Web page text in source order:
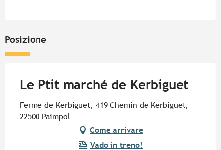
Posizione
Le Ptit marché de Kerbiguet
Ferme de Kerbiguet, 419 Chemin de Kerbiguet,
22500 Paimpol
Come arrivare
Vado in treno!